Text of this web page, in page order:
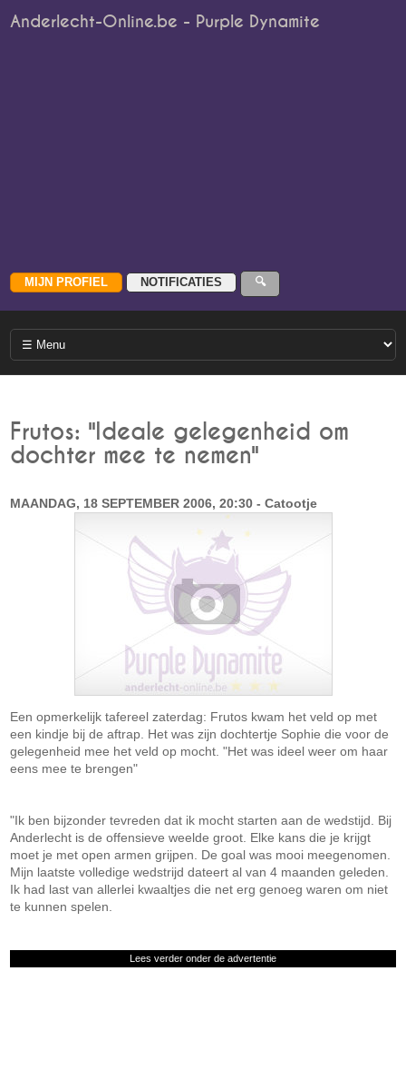
Anderlecht-Online.be - Purple Dynamite
Frutos: "Ideale gelegenheid om
dochter mee te nemen"
MAANDAG, 18 SEPTEMBER 2006, 20:30 - Catootje
Een opmerkelijk tafereel zaterdag: Frutos kwam het veld op met
een kindje bij de aftrap. Het was zijn dochtertje Sophie die voor de
gelegenheid mee het veld op mocht. "Het was ideel weer om haar
eens mee te brengen"
"Ik ben bijzonder tevreden dat ik mocht starten aan de wedstijd. Bij
Anderlecht is de offensieve weelde groot. Elke kans die je krijgt
moet je met open armen grijpen. De goal was mooi meegenomen.
Mijn laatste volledige wedstrijd dateert al van 4 maanden geleden.
Ik had last van allerlei kwaaltjes die net erg genoeg waren om niet
te kunnen spelen.
Lees verder onder de advertentie